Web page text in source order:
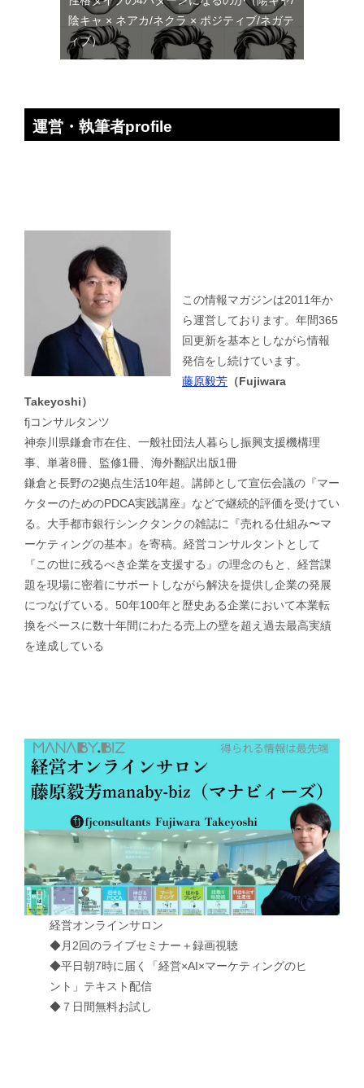
陰キャ × ネアカ/ネクラ × ポジティブ/ネガテ
ィブ）
運営・執筆者profile
この情報マガジンは2011年か
ら運営しております。年間365
回更新を基本としながら情報
発信をし続けています。
藤原毅芳 （Fujiwara
Takeyoshi）
fjコンサルタンツ
神奈川県鎌倉市在住、一般社団法人暮らし振興支援機構理
事、単著8冊、監修1冊、海外翻訳出版1冊
鎌倉と長野の2拠点生活10年超。講師として宣伝会議の『マー
ケターのためのPDCA実践講座』などで継続的評価を受けてい
る。大手都市銀行シンクタンクの雑誌に『売れる仕組み〜マ
ーケティングの基本』を寄稿。経営コンサルタントとして
『この世に残るべき企業を支援する』の理念のもと、経営課
題を現場に密着にサポートしながら解決を提供し企業の発展
につなげている。50年100年と歴史ある企業において本業転
換をベースに数十年間にわたる売上の壁を超え過去最高実績
を達成している
経営オンラインサロン
◆月2回のライブセミナー＋録画視聴
◆平日朝7時に届く「経営×AI×マーケティングのヒ
ント」テキスト配信
◆７日間無料お試し